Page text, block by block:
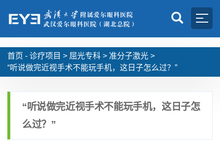
首页 - 诊疗项目 > 屈光专科 > 准分子激光 >
“听说做完近视手术不能玩手机，这日子怎么过？”
“听说做完近视手术不能玩手机，这日子怎
么过？”